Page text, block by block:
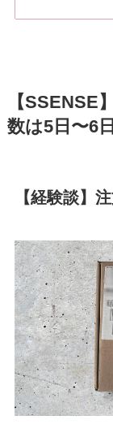
【SSENSE
数は5日〜6日
【経験談】